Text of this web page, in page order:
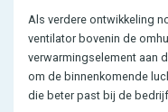
Als verdere ontwikkeling
ventilator bovenin de
verwarmingselement aan
om de binnenkomende
die beter past bij de